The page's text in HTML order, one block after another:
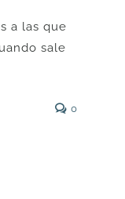
a las que
sale
0